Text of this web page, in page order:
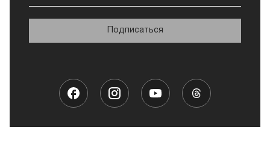
чем для волос на голове. Особенно это касается
шампуня. Борода загрязняется в 5 раз больше за счет
близкого расположения ко рту. Шампунь помогает
Гребни и ножницы
Такие принадлежности для ухода за бородой нужны и
Подписаться